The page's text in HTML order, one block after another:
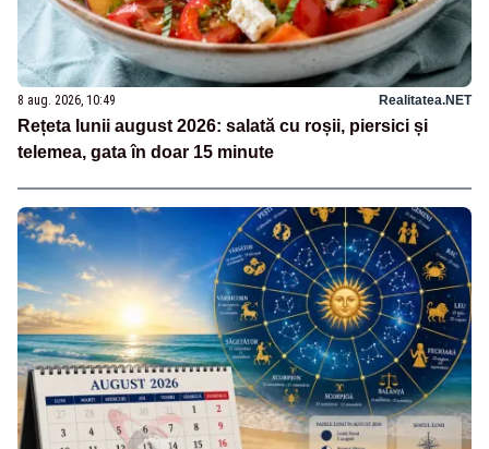
8 aug. 2026, 10:49 Realitatea.NET
Rețeta lunii august 2026: salată cu roșii, piersici și
telemea, gata în doar 15 minute